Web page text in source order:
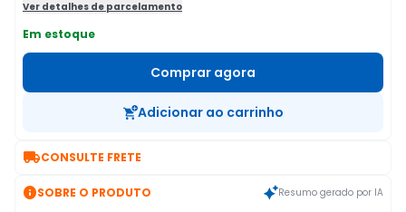
Ver detalhes de parcelamento
Em estoque
Comprar agora
Adicionar ao carrinho
CONSULTE FRETE
SOBRE O PRODUTO Resumo gerado por IA